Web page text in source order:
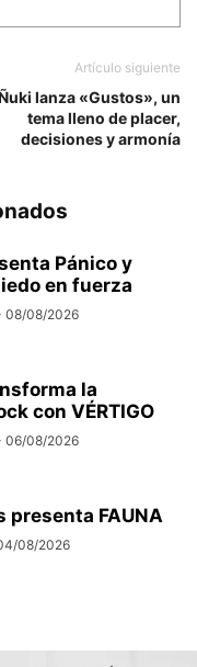
Artículo siguiente
lanza «Gustos», un
tema lleno de placer,
decisiones y armonía
Pánico y
en fuerza
08/08/2026
la
con VÉRTIGO
06/08/2026
presenta FAUNA
08/2026